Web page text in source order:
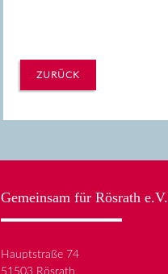
ZURÜCK
Gemeinsam für Rösrath e.V.
Hauptstraße 74
51503 Rösrath